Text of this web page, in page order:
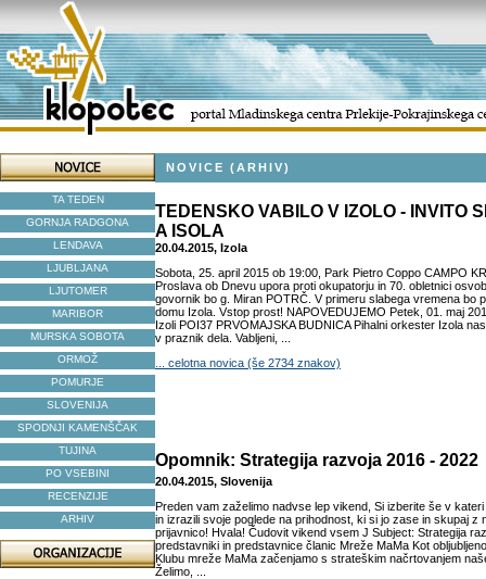
TA TEDEN
GORNJA RADGONA
LENDAVA
LJUBLJANA
LJUTOMER
MARIBOR
MURSKA SOBOTA
ORMOŽ
POMURJE
SLOVENIJA
SPODNJI KAMENŠČAK
TUJINA
PO VSEBINI
RECENZIJE
ARHIV
NOVICE (ARHIV)
TEDENSKO VABILO V IZOLO - INVITO
A ISOLA
20.04.2015, Izola
Sobota, 25. april 2015 ob 19:00, Park Pietro Coppo CAMPO
Proslava ob Dnevu upora proti okupatorju in 70. obletnici
govornik bo g. Miran POTRČ. V primeru slabega vremena bo
domu Izola. Vstop prost! NAPOVEDUJEMO Petek, 01. maj
Izoli POI37 PRVOMAJSKA BUDNICA Pihalni orkester Izola
v praznik dela. Vabljeni, ...
... celotna novica (še 2734 znakov)
Opomnik: Strategija razvoja 2016 - 2022
20.04.2015, Slovenija
Preden vam zaželimo nadvse lep vikend, Si izberite še v
in izrazili svoje poglede na prihodnost, ki si jo zase in skupaj z
prijavnico! Hvala! Čudovit vikend vsem J Subject: Strategija
predstavniki in predstavnice članic Mreže MaMa Kot
Klubu mreže MaMa začenjamo s strateškim načrtovanjem
Želimo, ...